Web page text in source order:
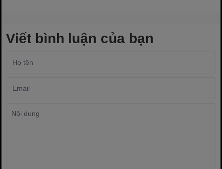
Viết bình luận của bạn